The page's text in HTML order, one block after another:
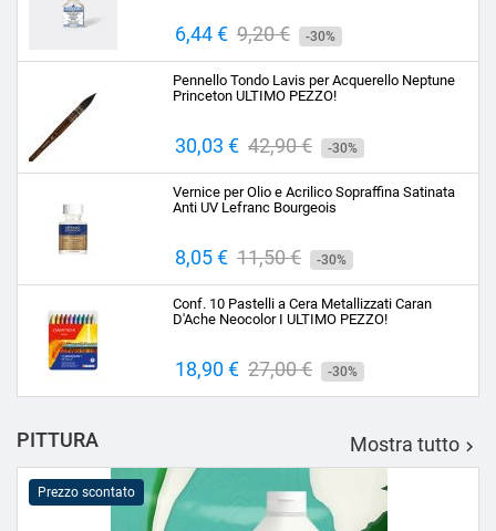
Prezzo
6,44 € Prezzo
base
9,20 € -30%
Pennello Tondo Lavis per Acquerello Neptune
Princeton ULTIMO PEZZO!
Prezzo
30,03 € Prezzo
base
42,90 € -30%
Vernice per Olio e Acrilico Sopraffina Satinata
Anti UV Lefranc Bourgeois
Prezzo
8,05 € Prezzo
base
11,50 € -30%
Conf. 10 Pastelli a Cera Metallizzati Caran
D'Ache Neocolor I ULTIMO PEZZO!
Prezzo
18,90 € Prezzo
base
27,00 € -30%
PITTURA Mostra tutto 
Prezzo scontato